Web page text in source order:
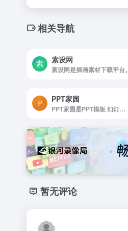
相关导航
素设网
素设网是插画素材下载平台。
PPT家园
PPT家园是PPT模板 幻灯片模板 PPT模版免费下载 PPT背景图片
暂无评论